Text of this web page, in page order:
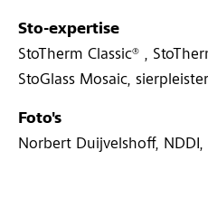
Sto-expertise
StoTherm Classic® ,
StoGlass Mosaic,
Foto's
Norbert Duijvelshoff, NDDI,